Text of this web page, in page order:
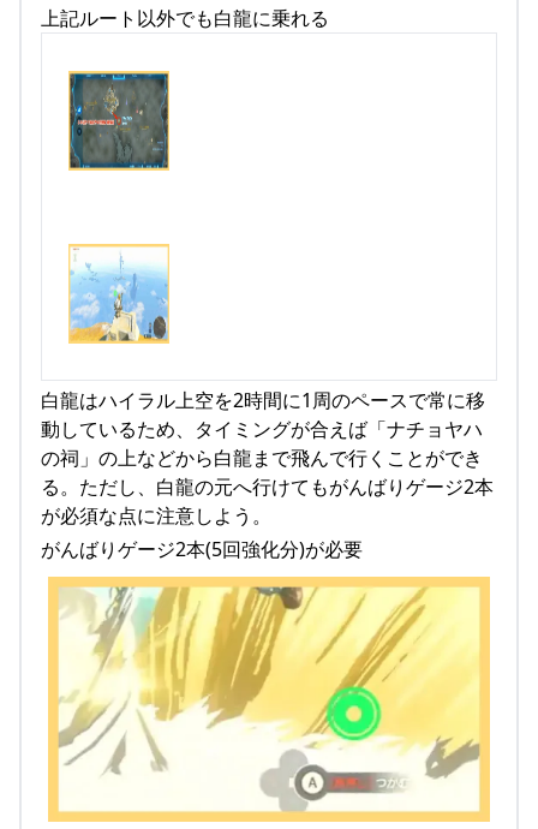
上記ルート以外でも白龍に乗れる
白龍はハイラル上空を2時間に1周のペースで常に移
動しているため、タイミングが合えば「ナチョヤハ
の祠」の上などから白龍まで飛んで行くことができ
る。ただし、白龍の元へ行けてもがんばりゲージ2本
が必須な点に注意しよう。
がんばりゲージ2本(5回強化分)が必要